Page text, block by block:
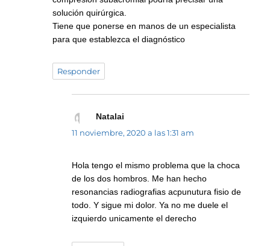
solución quirúrgica.
Tiene que ponerse en manos de un especialista
para que establezca el diagnóstico
Responder
Natalai
11 noviembre, 2020 a las 1:31 am
Hola tengo el mismo problema que la choca
de los dos hombros. Me han hecho
resonancias radiografias acpunutura fisio de
todo. Y sigue mi dolor. Ya no me duele el
izquierdo unicamente el derecho